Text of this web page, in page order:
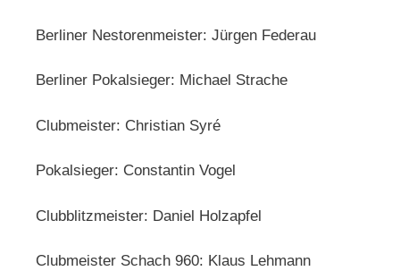
Berliner Nestorenmeister: Jürgen Federau
Berliner Pokalsieger: Michael Strache
Clubmeister: Christian Syré
Pokalsieger: Constantin Vogel
Clubblitzmeister: Daniel Holzapfel
Clubmeister Schach 960: Klaus Lehmann